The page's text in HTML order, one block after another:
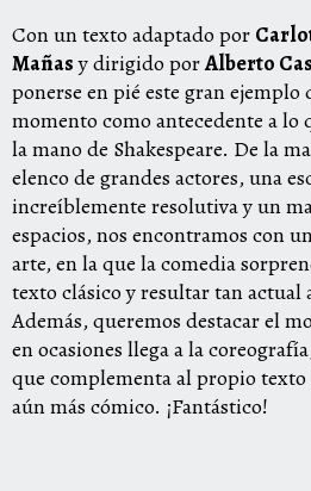
Con un texto adaptado por
Mañasy dirigido porAlberto
ponerse en pié este gran ejemplo
momento como antecedente a lo
la mano de Shakespeare. De la
elenco de grandes actores, una
increíblemente resolutiva y un
espacios, nos encontramos con
arte, en la que la comedia
texto clásico y resultar tan actual
Además, queremos destacar el
en ocasiones llega a la
que complementa al propio
aún más cómico. ¡Fantástico!